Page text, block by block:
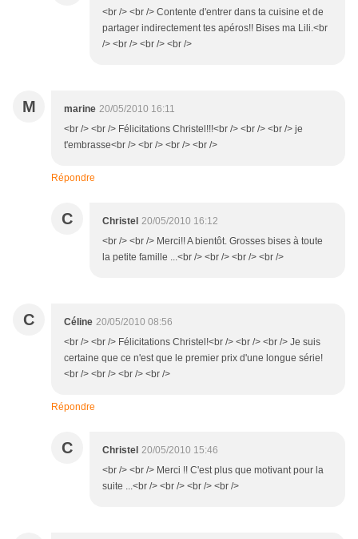
<br /> <br /> Contente d'entrer dans ta cuisine et de
partager indirectement tes apéros!! Bises ma Lili.<br
/> <br /> <br /> <br />
M marine 20/05/2010 16:11
<br /> <br /> Félicitations Christel!!!<br /> <br /> <br /> je
t'embrasse<br /> <br /> <br /> <br />
Répondre
C Christel 20/05/2010 16:12
<br /> <br /> Merci!! A bientôt. Grosses bises à toute
la petite famille ...<br /> <br /> <br /> <br />
C Céline 20/05/2010 08:56
<br /> <br /> Félicitations Christel!<br /> <br /> <br /> Je suis
certaine que ce n'est que le premier prix d'une longue série!
<br /> <br /> <br /> <br />
Répondre
C Christel 20/05/2010 15:46
<br /> <br /> Merci !! C'est plus que motivant pour la
suite ...<br /> <br /> <br /> <br />